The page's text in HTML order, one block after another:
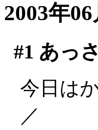
2003年
#1 あっ
今日は
／